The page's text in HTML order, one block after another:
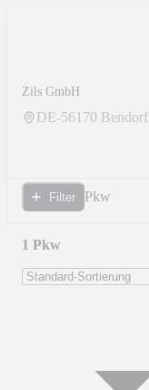
Zils GmbH
DE-56170 Bendorf
Filter Pkw
1 Pkw